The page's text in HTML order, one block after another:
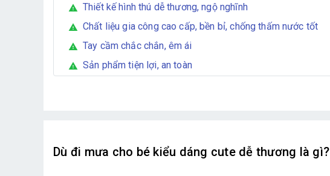
warning Thiết kế hình thú dễ thương, ngộ nghĩnh
warning Chất liệu gia công cao cấp, bền bỉ, chống thấm nước tốt
warning Tay cầm chắc chắn, êm ái
warning Sản phẩm tiện lợi, an toàn
Dù đi mưa cho bé kiểu dáng cute dễ thương là gì?